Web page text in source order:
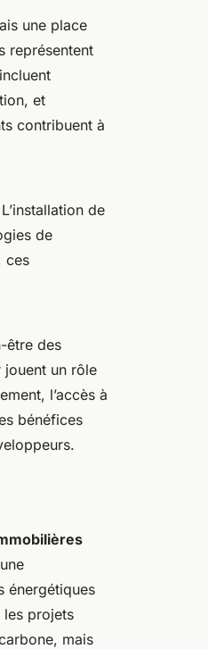
une place
représentent
et
contribuent à
de
de
ces
être des
jouent un rôle
l’accès à
bénéfices
énergétiques
les projets
mais